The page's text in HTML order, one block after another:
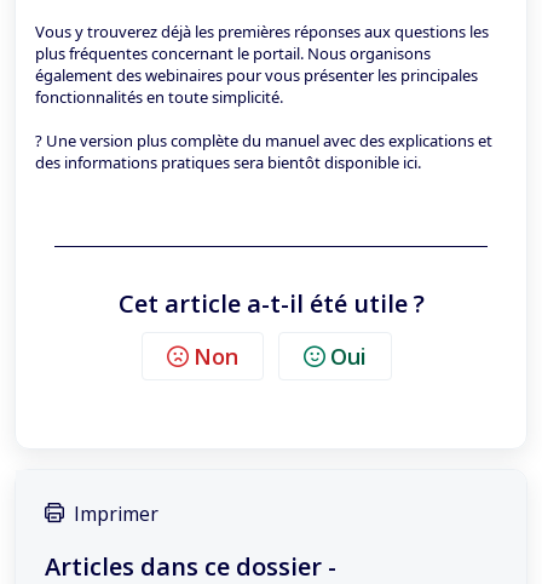
Vous y trouverez déjà les premières réponses aux questions les
plus fréquentes concernant le portail. Nous organisons
également des webinaires pour vous présenter les principales
fonctionnalités en toute simplicité.
? Une version plus complète du manuel avec des explications et
des informations pratiques sera bientôt disponible ici.
Cet article a-t-il été utile ?
Non Oui
Imprimer
Articles dans ce dossier -